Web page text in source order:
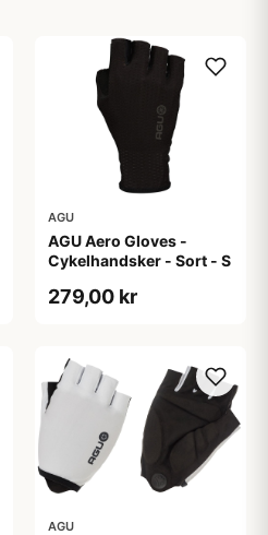
AGU
AGU Aero Gloves -
Cykelhandsker - Sort - S
279,00 kr
AGU